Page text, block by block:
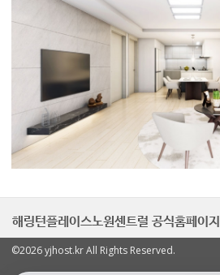
해링턴플레이스노원센트럴 공식홈페이지
©2026 yjhost.kr All Rights Reserved.